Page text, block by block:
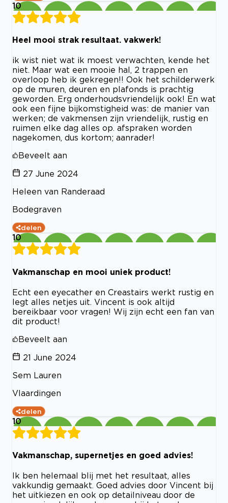
10
Heel mooi strak resultaat. vakwerk!
ik wist niet wat ik moest verwachten, kende het
niet. Maar wat een mooie hal, 2 trappen en
overloop heb ik gekregen!! Ook het schilderwerk
op de muren, deuren en plafonds is prachtig
geworden. Erg onderhoudsvriendelijk ook! En wat
ook een fijne bijkomstigheid was: de manier van
werken; de vakmensen zijn vriendelijk, rustig en
ruimen elke dag alles op. afspraken worden
nagekomen, dus kortom; aanrader!
Beveelt aan
27 June 2024
Heleen van Randeraad
Bodegraven
delen
10
Vakmanschap en mooi uniek product!
Echt een eyecather en Creastairs werkt rustig en
legt alles netjes uit. Vincent is ook altijd
bereikbaar voor vragen! Wij zijn echt een fan van
dit product!
Beveelt aan
21 June 2024
Sem Lauren
Vlaardingen
delen
10
Vakmanschap, supernetjes en goed advies!
Ik ben helemaal blij met het resultaat, alles
vakkundig gemaakt. Goed advies door Vincent bij
het uitkiezen en ook op detailniveau door de